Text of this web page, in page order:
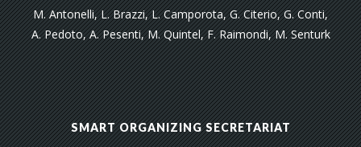
M. Antonelli, L. Brazzi, L. Camporota, G. Citerio, G. Conti,
A. Pedoto, A. Pesenti, M. Quintel, F. Raimondi, M. Senturk
SMART ORGANIZING SECRETARIAT